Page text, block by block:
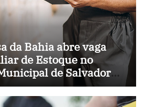
da Bahia abre vaga
de Estoque no
de Salvador